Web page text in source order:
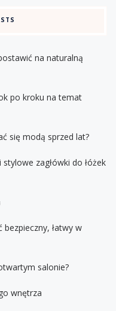
na naturalną
po kroku na temat
się modą sprzed lat?
zagłówki do łóżek
łatwy w
salonie?
wnętrza